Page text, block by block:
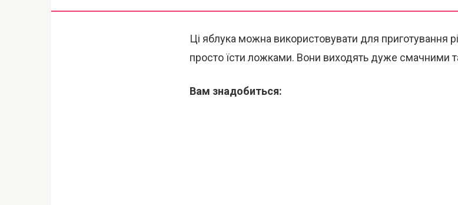
Ці яблука можна використовувати для приготування
просто їсти ложками. Вони виходять дуже смачними
Вам знадобиться: